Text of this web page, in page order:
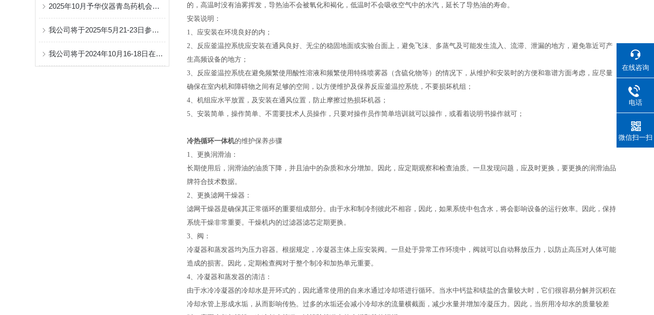
的，高温时没有油雾挥发，导热油不会被氧化和褐化，低温时不会吸收空气中的水汽，延长了导热油的寿命。
安装说明：
1、应安装在环境良好的内；
2、反应釜温控系统应安装在通风良好、无尘的稳固地面或实验台面上，避免飞沫、多蒸气及可能发生流入、流滞、泄漏的地方，避免靠近可产
生高频设备的地方；
3、反应釜温控系统在避免频繁使用酸性溶液和频繁使用特殊喷雾器（含硫化物等）的情况下，从维护和安装时的方便和靠谱方面考虑，应尽量
确保在室内机和障碍物之间有足够的空间，以方便维护及保养反应釜温控系统，不要损坏机组；
4、机组应水平放置，及安装在通风位置，防止摩擦过热损坏机器；
5、安装简单，操作简单、不需要技术人员操作，只要对操作员作简单培训就可以操作，或看着说明书操作就可；
冷热循环一体机的维护保养步骤
1、更换润滑油：
长期使用后，润滑油的油质下降，并且油中的杂质和水分增加。因此，应定期观察和检查油质。一旦发现问题，应及时更换，要更换的润滑油品
牌符合技术数据。
2、更换滤网干燥器：
滤网干燥器是确保其正常循环的重要组成部分。由于水和制冷剂彼此不相容，因此，如果系统中包含水，将会影响设备的运行效率。因此，保持
系统干燥非常重要。干燥机内的过滤器滤芯定期更换。
3、阀：
冷凝器和蒸发器均为压力容器。根据规定，冷凝器主体上应安装阀。一旦处于异常工作环境中，阀就可以自动释放压力，以防止高压对人体可能
造成的损害。因此，定期检查阀对于整个制冷和加热单元重要。
4、冷凝器和蒸发器的清洁：
由于水冷冷凝器的冷却水是开环式的，因此通常使用的自来水通过冷却塔进行循环。当水中钙盐和镁盐的含量较大时，它们很容易分解并沉积在
冷却水管上形成水垢，从而影响传热。过多的水垢还会减小冷却水的流量横截面，减少水量并增加冷凝压力。因此，当所用冷却水的质量较差
2025年10月予华仪器青岛药机会通知
我公司将于2025年5月21-23日参加第92届中国(广州)API医药原料药展
我公司将于2024年10月16-18日在西安举行的API中国国际医药原料药中间体展会
在线咨询
电话
微信扫一扫